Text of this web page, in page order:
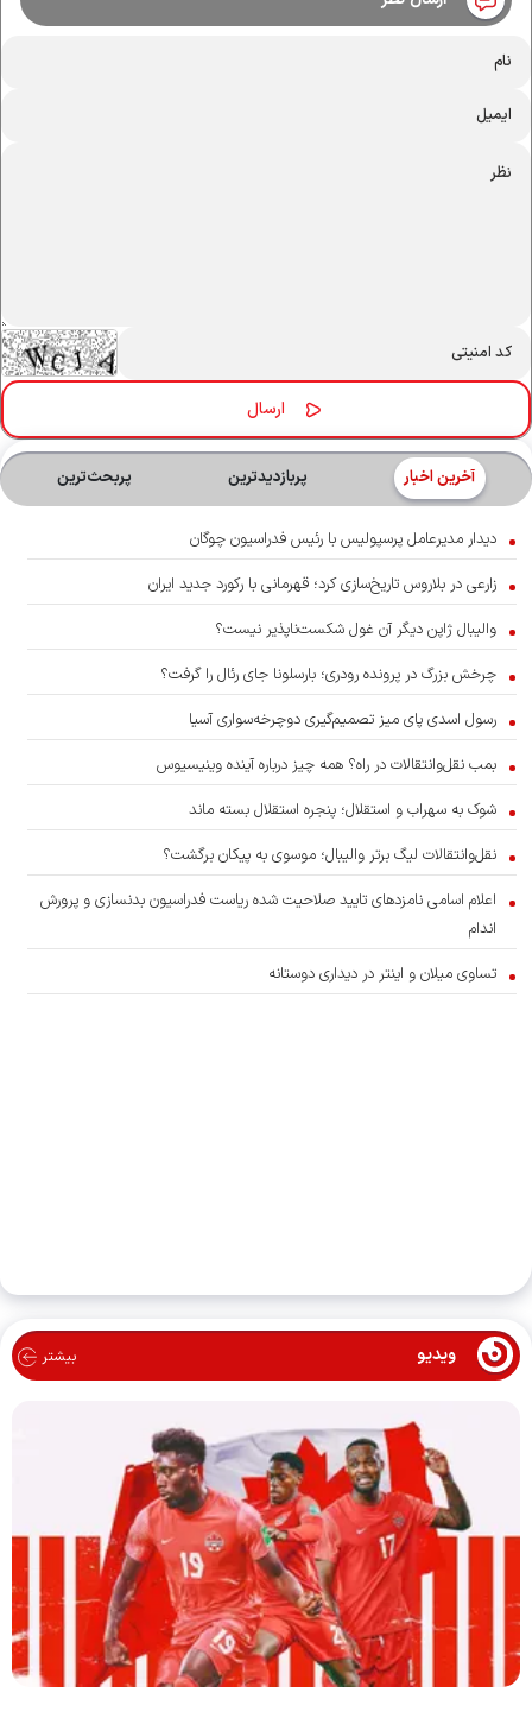
آخرین اخبار پربازدیدترین پربحث‌ترین‌
دیدار مدیرعامل پرسپولیس با رئیس فدراسیون چوگان
زارعی در بلاروس تاریخ‌سازی کرد؛ قهرمانی با رکورد جدید ایران
والیبال ژاپن دیگر آن غول شکست‌ناپذیر نیست؟
چرخش بزرگ در پرونده رودری؛ بارسلونا جای رئال را گرفت؟
رسول اسدی پای میز تصمیم‌گیری دوچرخه‌سواری آسیا
بمب نقل‌وانتقالات در راه؟ همه چیز درباره آینده وینیسیوس
شوک به سهراب و استقلال؛ پنجره استقلال بسته ماند
نقل‌وانتقالات لیگ برتر والیبال؛ موسوی به پیکان برگشت؟
اعلام اسامی نامزدهای تایید صلاحیت شده ریاست فدراسیون بدنسازی و پرورش
اندام
تساوی میلان و اینتر در دیداری دوستانه
ویدیو بیشتر